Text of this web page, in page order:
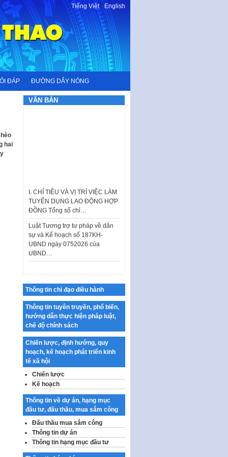
Tiếng Việt-English
ĐÁP ĐƯỜNG DÂY NÓNG
hai
VĂN BẢN
TUYỂN DỤNG LAO ĐỘNG HỢP
ĐỒNG Tổng số chỉ…
Luật Tương trợ tư pháp về dân
sự và Kế hoạch số 187KH-
UBND ngày 0752026 của
UBND…
Ban hành Danh mục vị trí khai
Kế hoạch Tổ chức Cuộc thi
chính luận về bảo vệ nền tảng tư
tưởng của Đảng…
Công bố công khai dự toán kinh
phí xây dựng pháp luật, hoàn
thiện thể chế, chính…
Quy định về nghiên cứu, ứng
dụng khoa học, công nghệ, đổi
mới sáng tạo và chuyển…
Quy định chi tiết và hướng dẫn
thi hành một số điều của Luật Lý
lịch tư…
Sửa đổi, bổ sung một số nội
dung tại Nghị quyết số 30/NQ-
CP ngày 24 tháng 02…
Thông tin chỉ đạo điều hành
Thông tin tuyên truyền, phổ biến,
hướng dẫn thực hiện pháp luật,
chế độ chính sách
Chiến lược, định hướng, quy
hoạch, kế hoạch phát triển kinh
tế xã hội
Chiến lược
Kế hoạch
Thông tin về dự án, hạng mục
đầu tư, đấu thầu, mua sắm công
Đấu thầu mua sắm công
Thông tin dự án
Thông tin hạng mục đầu tư